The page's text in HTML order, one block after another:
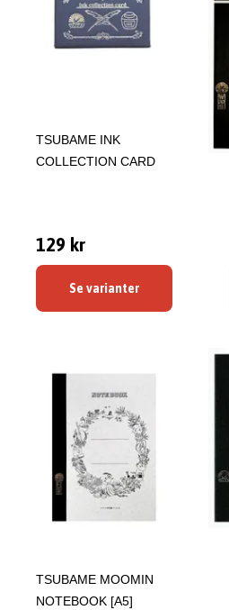
TSUBAME INK
COLLECTION CARD
129 kr
Se varianter
TSUBAME MOOMIN
NOTEBOOK [A5]